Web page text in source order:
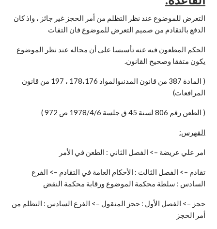
التعرض للموضوع عند نظر التظلم من أمر الحجز غير جائز ، واذ كان
الدفع بالتقادم من صميم التعرض للموضوع فان التفات
الحكم المطعون فيه عنه تأسيسا علي أن مجاله عند نظر الموضوع
يكون متفقا وصحيح القانون.
( المادة 387 من قانون المدنىوالمواد 178،176 ، 197 من قانون
المرافعات)
( الطعن رقم 806 لسنة 45 ق جلسة 1978/4/6 ص 972 )
الفهرس:
امر علي عريضة –> الفصل الثاني : الطعن في الأمر
تقادم –> الفصل الثالث : الأحكام العامة في التقادم –> الفرع
السادس : سلطة محكمة الموضوع ورقابة محكمة النقض
حجز –> الفصل الأول : حجز المنقول –> الفرع السادس : التظلم من
أمر الحجز